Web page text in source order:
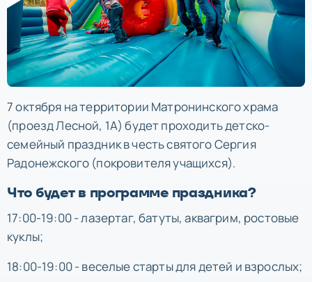
7 октября на территории Матронинского храма
(проезд Лесной, 1А) будет проходить детско-
семейный праздник в честь святого Сергия
Радонежского (покровителя учащихся).
Что будет в программе праздника?
17:00-19:00 - лазертаг, батуты, аквагрим, ростовые
куклы;
18:00-19:00 - веселые старты для детей и взрослых;